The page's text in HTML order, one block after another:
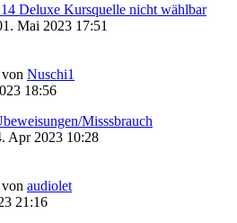
Deluxe Kursquelle nicht wählbar
Mai 2023 17:51
von Nuschi1
18:56
Misssbrauch
Apr 2023 10:28
von audiolet
21:16